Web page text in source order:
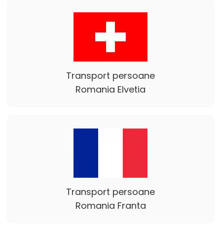
Transport persoane
Romania Elvetia
Transport persoane
Romania Franta